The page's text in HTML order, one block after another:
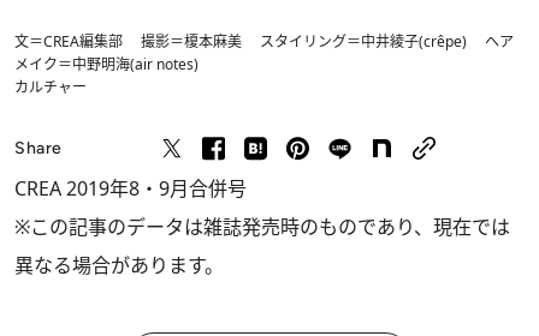
文＝CREA編集部 撮影＝榎本麻美 スタイリング＝中井綾子(crêpe) ヘア
メイク＝中野明海(air notes)
カルチャー
Share
CREA 2019年8・9月合併号
※この記事のデータは雑誌発売時のものであり、現在では
異なる場合があります。